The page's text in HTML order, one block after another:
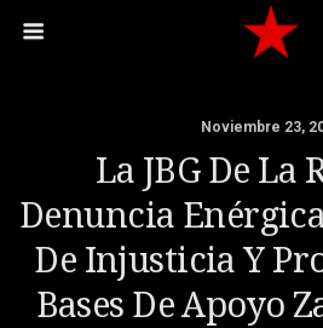
Noviembre 23,
La JBG De La
Denuncia
De Injusticia Y
Bases De Apoyo